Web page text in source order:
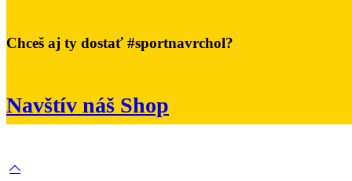
Chceš aj ty dostať #sportnavrchol?
Navštív náš Shop